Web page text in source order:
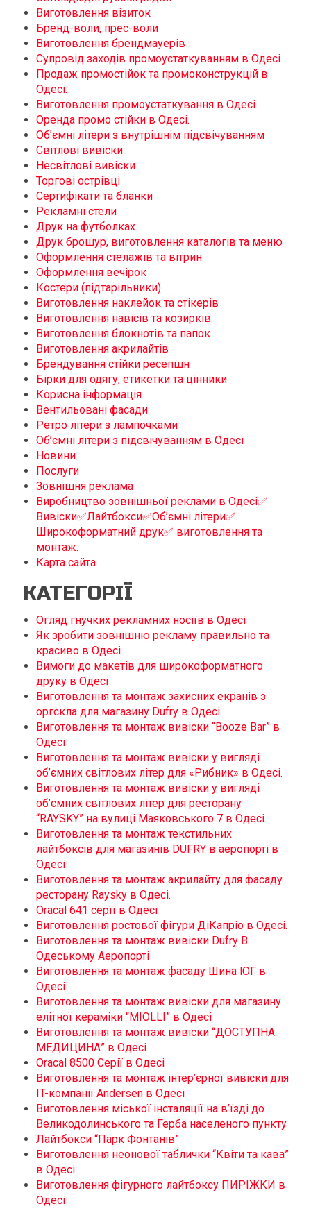
Виготовлення візиток
Бренд-воли, прес-воли
Виготовлення брендмауерів
Супровід заходів промоустаткуванням в Одесі
Продаж промостійок та промоконструкцій в
Одесі.
Виготовлення промоустаткування в Одесі
Оренда промо стійки в Одесі.
Об’ємні літери з внутрішнім підсвічуванням
Світлові вивіски
Несвітлові вивіски
Торгові острівці
Сертифікати та бланки
Рекламні стели
Друк на футболках
Друк брошур, виготовлення каталогів та меню
Оформлення стелажів та вітрин
Оформлення вечірок
Костери (підтарільники)
Виготовлення наклейок та стікерів
Виготовлення навісів та козирків
Виготовлення блокнотів та папок
Виготовлення акрилайтів
Брендування стійки ресепшн
Бірки для одягу, етикетки та цінники
Корисна інформація
Вентильовані фасади
Ретро літери з лампочками
Об’ємні літери з підсвічуванням в Одесі
Новини
Послуги
Зовнішня реклама
Виробництво зовнішньої реклами в Одесі✅
Вивіски✅Лайтбокси✅Об’ємні літери✅
Широкоформатний друк✅ виготовлення та
монтаж.
Карта сайта
КАТЕГОРІЇ
Огляд гнучких рекламних носіїв в Одесі
Як зробити зовнішню рекламу правильно та
красиво в Одесі.
Вимоги до макетів для широкоформатного
друку в Одесі
Виготовлення та монтаж захисних екранів з
оргскла для магазину Dufry в Одесі
Виготовлення та монтаж вивіски “Booze Bar” в
Одесі
Виготовлення та монтаж вивіски у вигляді
об’ємних світлових літер для «Рибник» в Одесі.
Виготовлення та монтаж вивіски у вигляді
об’ємних світлових літер для ресторану
“RAYSKY” на вулиці Маяковського 7 в Одесі.
Виготовлення та монтаж текстильних
лайтбоксів для магазинів DUFRY в аеропорті в
Одесі
Виготовлення та монтаж акрилайту для фасаду
ресторану Raysky в Одесі.
Oracal 641 серїї в Одесі
Виготовлення ростової фігури ДіКапріо в Одесі.
Виготовлення та монтаж вивіски Dufry В
Одеському Аеропорті
Виготовлення та монтаж фасаду Шина ЮГ в
Одесі
Виготовлення та монтаж вивіски для магазину
елітної кераміки “MIOLLI” в Одесі
Виготовлення та монтаж вивіски “ДОСТУПНА
МЕДИЦИНА” в Одесі
Oracal 8500 Серії в Одесі
Виготовлення та монтаж інтер’єрної вивіски для
IT-компанії Andersen в Одесі
Виготовлення міської інсталяції на в’їзді до
Великодолинського та Герба населеного пункту
Лайтбокси “Парк Фонтанів”
Виготовлення неонової таблички “Квіти та кава”
в Одесі.
Виготовлення фігурного лайтбоксу ПИРІЖКИ в
Одесі